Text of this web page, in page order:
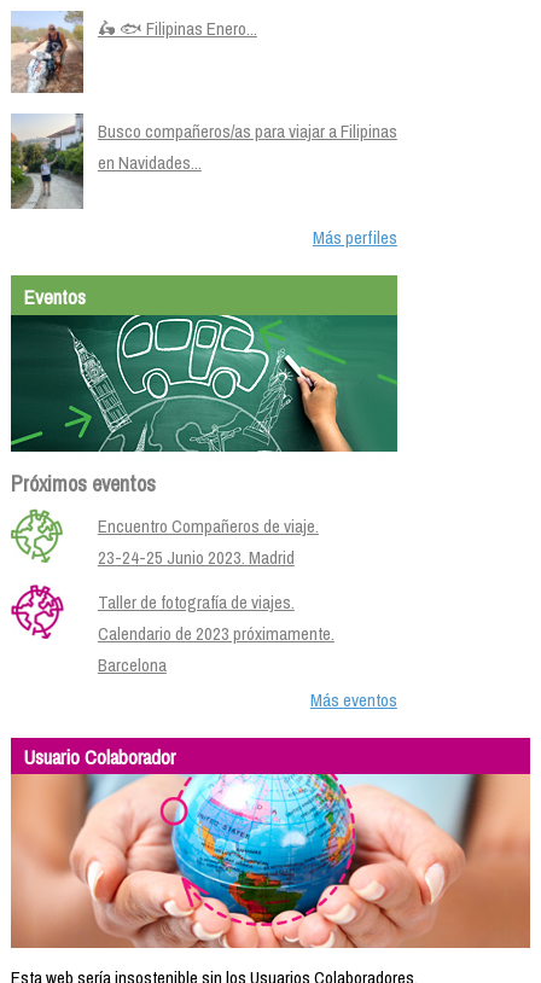
🛵 🐟 Filipinas Enero...
Busco compañeros/as para viajar a Filipinas
en Navidades...
Más perfiles
Eventos
Próximos eventos
Encuentro Compañeros de viaje.
23-24-25 Junio 2023. Madrid
Taller de fotografía de viajes.
Calendario de 2023 próximamente.
Barcelona
Más eventos
Usuario Colaborador
Esta web sería insostenible sin los Usuarios Colaboradores.